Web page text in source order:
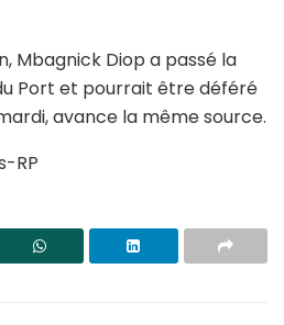
Mbagnick Diop a passé la
Port et pourrait être déféré
avance la même source.
RP